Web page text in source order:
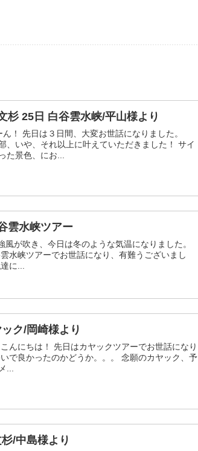
杉 25日 白谷雲水峡/平山様より
！ 先日は３日間、大変お世話になりました。
、いや、それ以上に叶えていただきました！ サイ
た景色、にお...
雲水峡ツアー
が吹き、今日は冬のような気温になりました。
水峡ツアーでお世話になり、有難うございまし
に...
ク/岡崎様より
にちは！ 先日はカヤックツアーでお世話になり
で良かったのかどうか。。。 念願のカヤック、予
...
/中島様より